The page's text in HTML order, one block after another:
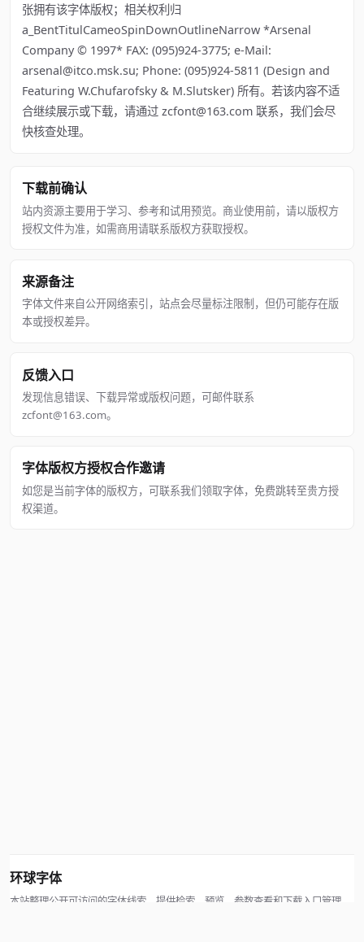
张拥有该字体版权；相关权利归
a_BentTitulCameoSpinDownOutlineNarrow *Arsenal
Company © 1997* FAX: (095)924-3775; e-Mail:
arsenal@itco.msk.su; Phone: (095)924-5811 (Design and
Featuring W.Chufarofsky & M.Slutsker) 所有。若该内容不适
合继续展示或下载，请通过 zcfont@163.com 联系，我们会尽
快核查处理。
下载前确认
站内资源主要用于学习、参考和试用预览。商业使用前，请以版权方
授权文件为准，如需商用请联系版权方获取授权。
来源备注
字体文件来自公开网络索引，站点会尽量标注限制，但仍可能存在版
本或授权差异。
反馈入口
发现信息错误、下载异常或版权问题，可邮件联系
zcfont@163.com。
字体版权方授权合作邀请
如您是当前字体的版权方，可联系我们领取字体，免费跳转至贵方授
权渠道。
环球字体
本站整理公开可访问的字体线索，提供检索、预览、参数查看和下载入口管理。